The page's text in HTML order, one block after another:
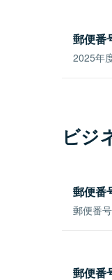
郵便番
2025年
ビジ
郵便番
郵便番
郵便番